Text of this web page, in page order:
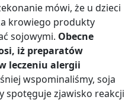
mówi, że u dzieci
krowiego produkty
sojowymi. Obecne
iż preparatów
leczeniu alergii
wspominaliśmy, soja
spotęguje zjawisko reakcji